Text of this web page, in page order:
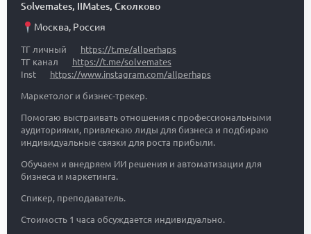
Solvemates, IIMates, Сколково
Москва, Россия
ТГ личный
https://t.me/allperhaps
ТГ канал
https://t.me/solvemates
Inst
https://www.instagram.com/allperhaps
Маркетолог и бизнес-трекер.
Помогаю выстраивать отношения с профессиональными
аудиториями, привлекаю лиды для бизнеса и подбираю
индивидуальные связки для роста прибыли.
Обучаем и внедряем ИИ решения и автоматизации для
бизнеса и маркетинга.
Спикер, преподаватель.
Стоимость 1 часа обсуждается индивидуально.